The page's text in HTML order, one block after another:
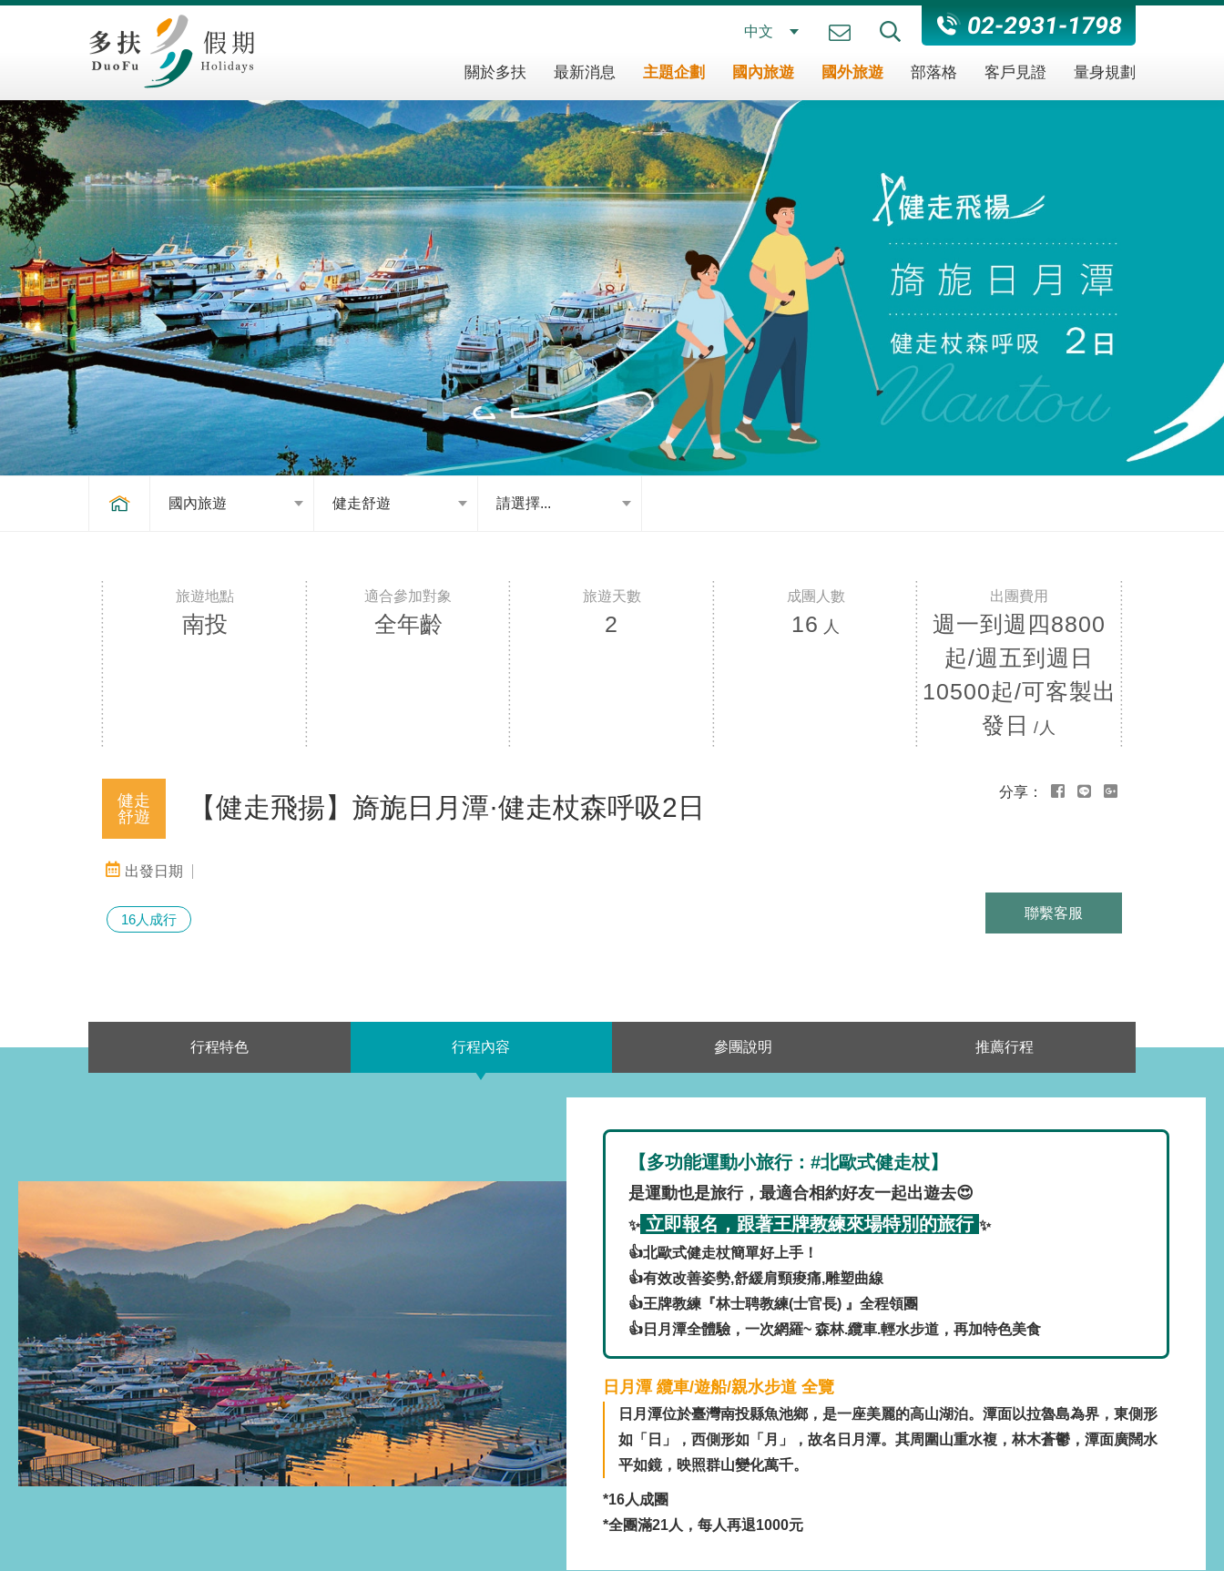
多
扶
假
期
主
導
覽
關於多扶 最新消息 主題企劃 國內旅遊 國外旅遊 部落格 客戶見證 量身規劃
中文 02-2931-1798
國內旅遊 健走舒遊 請選擇...
南投 全年齡 2 16 人
週一到週四8800
起/週五到週日
10500起/可客製出
發日
/人
健走
舒遊
【健走飛揚】旖旎日月潭·健走杖森呼吸2日
16人成行 聯繫客服
行程特色 行程內容 參團說明 推薦行程
【多功能運動小旅行：#北歐式健走杖】
是運動也是旅行，最適合相約好友一起出遊去😍
✨ 立即報名，跟著王牌教練來場特別的旅行 ✨
👍北歐式健走杖簡單好上手！
👍有效改善姿勢,舒緩肩頸痠痛,雕塑曲線
👍王牌教練『林士聘教練(士官長) 』全程領團
👍日月潭全體驗，一次網羅~ 森林.纜車.輕水步道，再加特色美食
日月潭 纜車/遊船/親水步道 全覽
日月潭位於臺灣南投縣魚池鄉，是一座美麗的高山湖泊。潭面以拉魯島為界，東側形
如「日」，西側形如「月」，故名日月潭。其周圍山重水複，林木蒼鬱，潭面廣闊水
平如鏡，映照群山變化萬千。
*16人成團
*全團滿21人，每人再退1000元